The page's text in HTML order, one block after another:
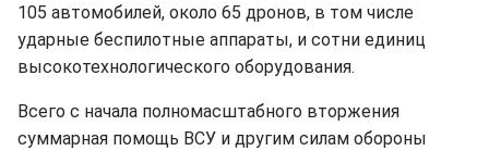
105 автомобилей, около 65 дронов, в том числе
ударные беспилотные аппараты, и сотни единиц
высокотехнологического оборудования.
Всего с начала полномасштабного вторжения
суммарная помощь ВСУ и другим силам обороны